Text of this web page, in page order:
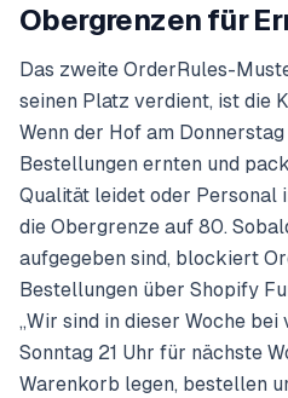
Obergrenzen für
Das zweite OrderRules-
seinen Platz verdient, ist die
Wenn der Hof am
Bestellungen ernten und
Qualität leidet oder Personal
die Obergrenze auf 80.
aufgegeben sind, blockiert
Bestellungen über Shopify
„Wir sind in dieser Woche
Sonntag 21 Uhr für nächste
Warenkorb legen, bestellen